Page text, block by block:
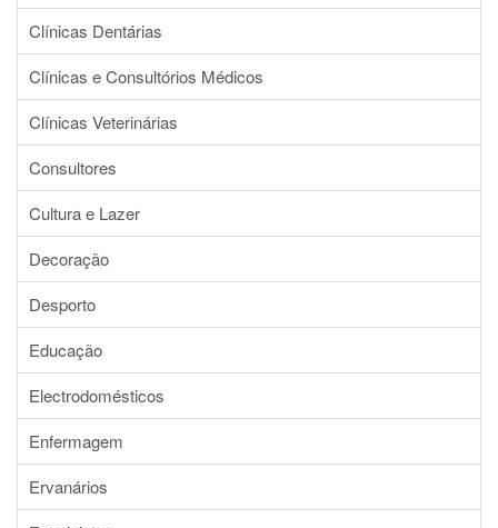
Clínicas Dentárias
Clínicas e Consultórios Médicos
Clínicas Veterinárias
Consultores
Cultura e Lazer
Decoração
Desporto
Educação
Electrodomésticos
Enfermagem
Ervanários